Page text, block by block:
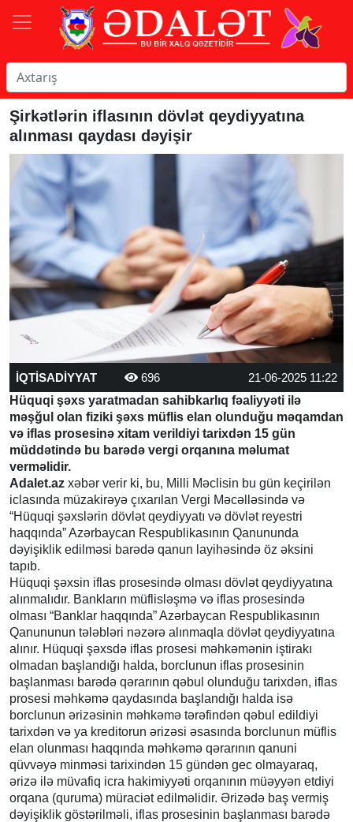
Şirkətlərin iflasının dövlət qeydiyyatına
alınması qaydası dəyişir
İQTİSADİYYAT 696
21-06-2025 11:22
Hüquqi şəxs yaratmadan sahibkarlıq fəaliyyəti ilə
məşğul olan fiziki şəxs müflis elan olunduğu məqamdan
və iflas prosesinə xitam verildiyi tarixdən 15 gün
müddətində bu barədə vergi orqanına məlumat
verməlidir.
Adalet.az xəbər verir ki, bu, Milli Məclisin bu gün keçirilən
iclasında müzakirəyə çıxarılan Vergi Məcəlləsində və
“Hüquqi şəxslərin dövlət qeydiyyatı və dövlət reyestri
haqqında” Azərbaycan Respublikasının Qanununda
dəyişiklik edilməsi barədə qanun layihəsində öz əksini
tapıb.
Hüquqi şəxsin iflas prosesində olması dövlət qeydiyyatına
alınmalıdır. Bankların müflisləşmə və iflas prosesində
olması “Banklar haqqında” Azərbaycan Respublikasının
Qanununun tələbləri nəzərə alınmaqla dövlət qeydiyyatına
alınır. Hüquqi şəxsdə iflas prosesi məhkəmənin iştirakı
olmadan başlandığı halda, borclunun iflas prosesinin
başlanması barədə qərarının qəbul olunduğu tarixdən, iflas
prosesi məhkəmə qaydasında başlandığı halda isə
borclunun ərizəsinin məhkəmə tərəfindən qəbul edildiyi
tarixdən və ya kreditorun ərizəsi əsasında borclunun müflis
elan olunması haqqında məhkəmə qərarının qanuni
qüvvəyə minməsi tarixindən 15 gündən gec olmayaraq,
ərizə ilə müvafiq icra hakimiyyəti orqanının müəyyən etdiyi
orqana (quruma) müraciət edilməlidir. Ərizədə baş vermiş
dəyişiklik göstərilməli, iflas prosesinin başlanması barədə